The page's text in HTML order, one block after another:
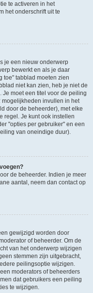
te activeren in het
het onderschrift uit te
je een nieuw onderwerp
bewerkt en als je daar
toe" tabblad moeten zien
niet kan zien, heb je niet de
moet een titel voor de peiling
invullen in het
door de beheerder), met elke
regel. Je kunt ook instellen
"opties per gebruiker" en een
van oneindige duur).
de beheerder. Indien je meer
aantal, neem dan contact op
gewijzigd worden door
of beheerder. Om de
van het onderwerp wijzigen
stemmen zijn uitgebracht,
peilingsoptie wijzigen.
moderators of beheerders
dat gebruikers een peiling
te wijzigen.